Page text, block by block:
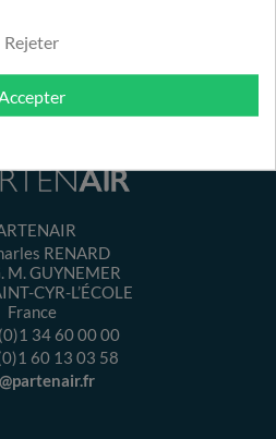
RENARD
M. GUYNEMER
CYR-L’ÉCOLE
France
34 60 00 00
60 13 03 58
Rejeter